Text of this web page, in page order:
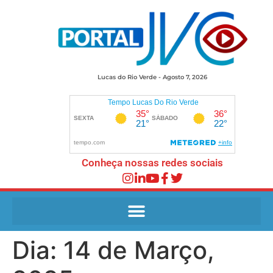
Lucas do Rio Verde - Agosto 7, 2026
Conheça nossas redes sociais
Dia: 14 de Março,